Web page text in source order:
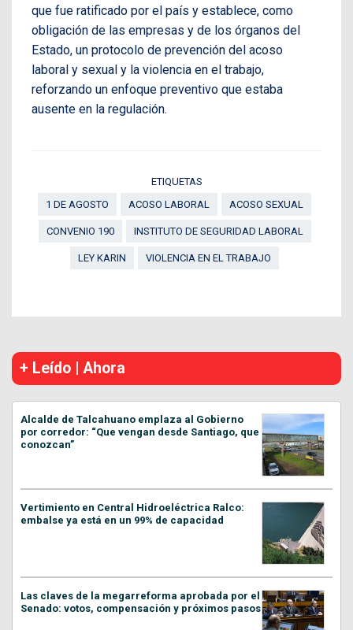
que fue ratificado por el país y establece, como
obligación de las empresas y de los órganos del
Estado, un protocolo de prevención del acoso
laboral y sexual y la violencia en el trabajo,
reforzando un enfoque preventivo que estaba
ausente en la regulación.
ETIQUETAS
1 DE AGOSTO
ACOSO LABORAL ACOSO SEXUAL
CONVENIO 190 INSTITUTO DE SEGURIDAD LABORAL
LEY KARIN VIOLENCIA EN EL TRABAJO
+ Leído | Ahora
Alcalde de Talcahuano emplaza al Gobierno
por corredor: “Que vengan desde Santiago, que
conozcan”
Vertimiento en Central Hidroeléctrica Ralco:
embalse ya está en un 99% de capacidad
Las claves de la megarreforma aprobada por el
Senado: votos, compensación y próximos pasos